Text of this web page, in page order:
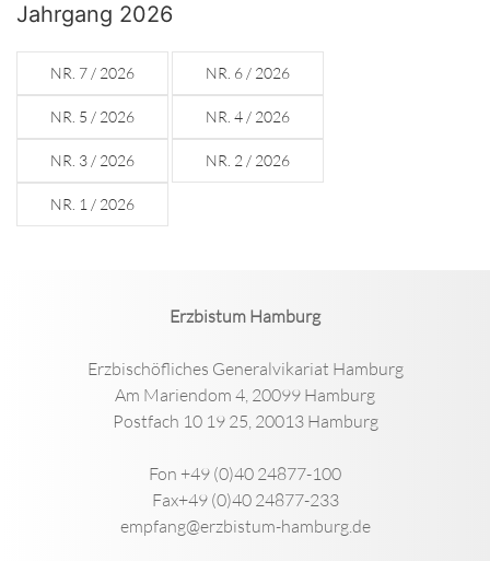
Jahrgang 2026
NR. 7 / 2026 NR. 6 / 2026
NR. 5 / 2026 NR. 4 / 2026
NR. 3 / 2026 NR. 2 / 2026
NR. 1 / 2026
Erzbistum Hamburg
Erzbischöfliches Generalvikariat Hamburg
Am Mariendom 4, 20099 Hamburg
Postfach 10 19 25, 20013 Hamburg
Fon +49 (0)40 24877-100
Fax+49 (0)40 24877-233
empfang@erzbistum-hamburg.de